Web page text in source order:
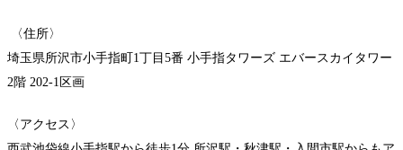
〈住所〉
埼玉県所沢市小手指町1丁目5番 小手指タワーズ エバースカイタワー
2階 202-1区画
〈アクセス〉